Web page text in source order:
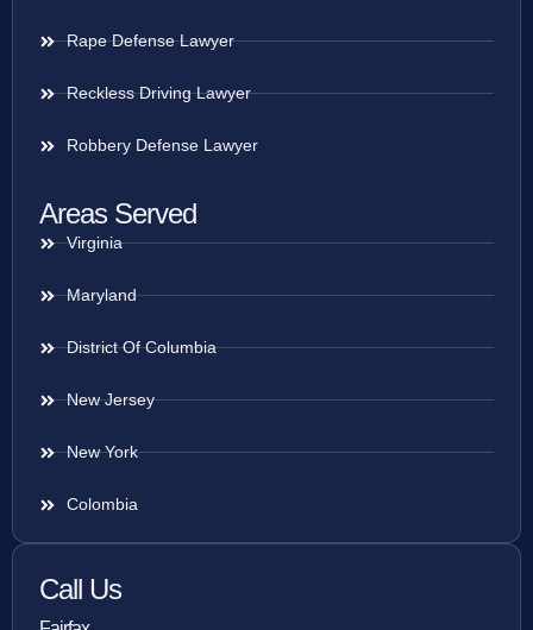
Rape Defense Lawyer
Reckless Driving Lawyer
Robbery Defense Lawyer
Areas Served
Virginia
Maryland
District Of Columbia
New Jersey
New York
Colombia
Call Us